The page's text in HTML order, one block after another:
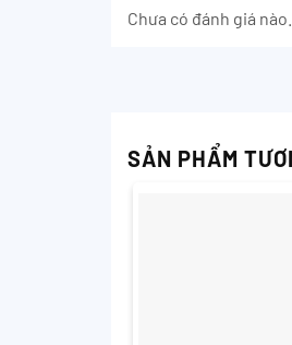
Chưa có đánh giá nào.
SẢN PHẨM